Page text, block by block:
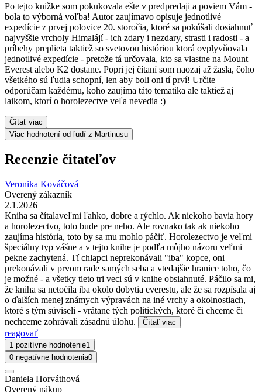
Po tejto knižke som pokukovala ešte v predpredaji a poviem Vám -
bola to výborná voľba! Autor zaujímavo opisuje jednotlivé
expedície z prvej polovice 20. storočia, ktoré sa pokúšali dosiahnuť
najvyššie vrcholy Himalájí - ich zdary i nezdary, strasti i radosti - a
príbehy preplieta taktiež so svetovou históriou ktorá ovplyvňovala
jednotlivé expedície - pretože tá určovala, kto sa vlastne na Mount
Everest alebo K2 dostane. Popri jej čítaní som naozaj až žasla, čoho
všetkého sú ľudia schopní, len aby boli oni tí prví! Určite
odporúčam každému, koho zaujíma táto tematika ale taktiež aj
laikom, ktorí o horolezectve veľa nevedia :)
Čítať viac
Viac hodnotení od ľudí z Martinusu
Recenzie čitateľov
Veronika Kováčová
Overený zákazník
2.1.2026
Kniha sa čítalaveľmi ľahko, dobre a rýchlo. Ak niekoho bavia hory
a horolezectvo, toto bude pre neho. Ale rovnako tak ak niekoho
zaujíma história, toto by sa mu mohlo páčiť. Horolezectvo je veľmi
špeciálny typ vášne a v tejto knihe je podľa môjho názoru veľmi
pekne zachytená. Tí chlapci neprekonávali "iba" kopce, oni
prekonávali v prvom rade samých seba a vtedajšie hranice toho, čo
je možné - a všetky tieto tri veci sú v knihe obsiahnuté. Páčilo sa mi,
že kniha sa netočila iba okolo dobytia everestu, ale že sa rozpísala aj
o ďalších menej známych výpravách na iné vrchy a okolnostiach,
ktoré s tým súviseli - vrátane tých politických, ktoré či chceme či
nechceme zohrávali zásadnú úlohu.
Čítať viac
reagovať
1 pozitívne hodnotenie1
0 negatívne hodnotenia0
Daniela Horváthová
Overený nákup